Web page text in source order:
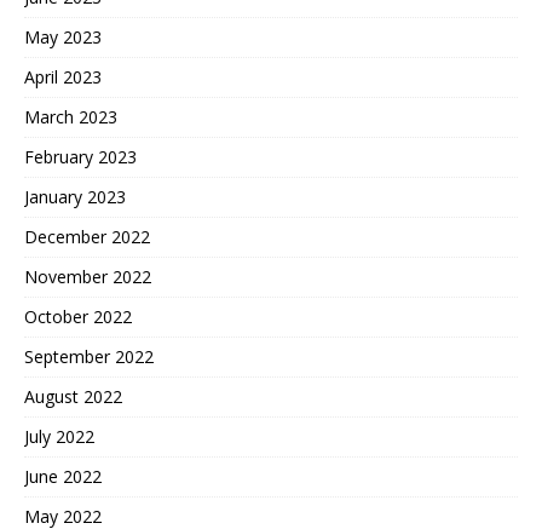
May 2023
April 2023
March 2023
February 2023
January 2023
December 2022
November 2022
October 2022
September 2022
August 2022
July 2022
June 2022
May 2022